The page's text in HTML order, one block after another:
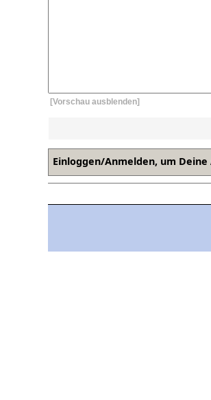
[Vorschau ausblenden]